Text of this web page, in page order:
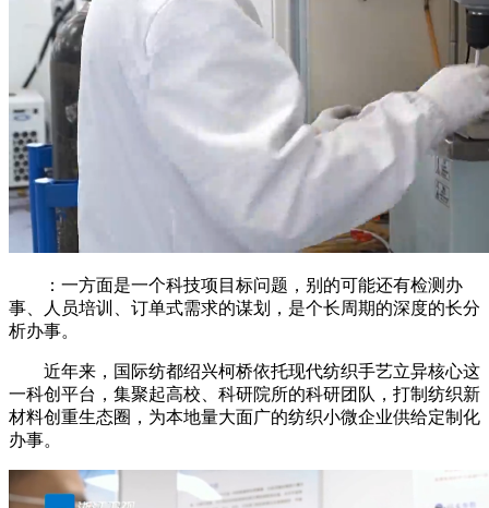
：一方面是一个科技项目标问题，别的可能还有检测办
事、人员培训、订单式需求的谋划，是个长周期的深度的长分
析办事。
近年来，国际纺都绍兴柯桥依托现代纺织手艺立异核心这
一科创平台，集聚起高校、科研院所的科研团队，打制纺织新
材料创重生态圈，为本地量大面广的纺织小微企业供给定制化
办事。